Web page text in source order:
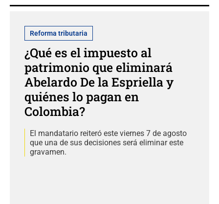
Reforma tributaria
¿Qué es el impuesto al
patrimonio que eliminará
Abelardo De la Espriella y
quiénes lo pagan en
Colombia?
El mandatario reiteró este viernes 7 de agosto
que una de sus decisiones será eliminar este
gravamen.